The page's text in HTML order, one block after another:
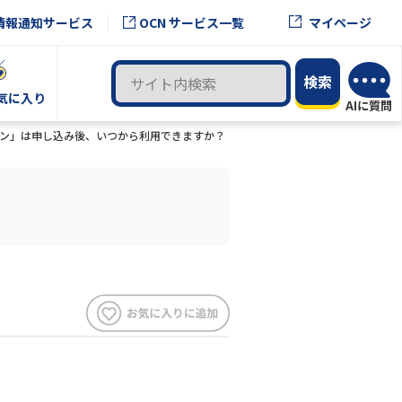
報通知サービス OCN サービス一覧 マイページ
に入り
」は申し込み後、いつから利用できますか？